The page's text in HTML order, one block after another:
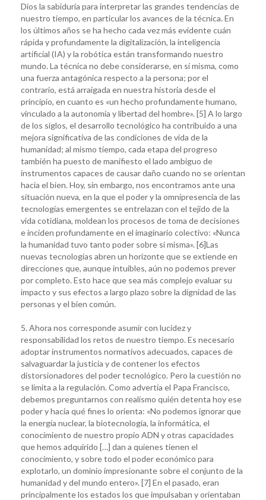
Dios la sabiduría para interpretar las grandes tendencias de
nuestro tiempo, en particular los avances de la técnica. En
los últimos años se ha hecho cada vez más evidente cuán
rápida y profundamente la digitalización, la inteligencia
artificial (IA) y la robótica están transformando nuestro
mundo. La técnica no debe considerarse, en sí misma, como
una fuerza antagónica respecto a la persona; por el
contrario, está arraigada en nuestra historia desde el
principio, en cuanto es «un hecho profundamente humano,
vinculado a la autonomía y libertad del hombre». [5] A lo largo
de los siglos, el desarrollo tecnológico ha contribuido a una
mejora significativa de las condiciones de vida de la
humanidad; al mismo tiempo, cada etapa del progreso
también ha puesto de manifiesto el lado ambiguo de
instrumentos capaces de causar daño cuando no se orientan
hacia el bien. Hoy, sin embargo, nos encontramos ante una
situación nueva, en la que el poder y la omnipresencia de las
tecnologías emergentes se entrelazan con el tejido de la
vida cotidiana, moldean los procesos de toma de decisiones
e inciden profundamente en el imaginario colectivo: «Nunca
la humanidad tuvo tanto poder sobre sí misma». [6]Las
nuevas tecnologías abren un horizonte que se extiende en
direcciones que, aunque intuibles, aún no podemos prever
por completo. Esto hace que sea más complejo evaluar su
impacto y sus efectos a largo plazo sobre la dignidad de las
personas y el bien común.
5. Ahora nos corresponde asumir con lucidez y
responsabilidad los retos de nuestro tiempo. Es necesario
adoptar instrumentos normativos adecuados, capaces de
salvaguardar la justicia y de contener los efectos
distorsionadores del poder tecnológico. Pero la cuestión no
se limita a la regulación. Como advertía el Papa Francisco,
debemos preguntarnos con realismo quién detenta hoy ese
poder y hacia qué fines lo orienta: «No podemos ignorar que
la energía nuclear, la biotecnología, la informática, el
conocimiento de nuestro propio ADN y otras capacidades
que hemos adquirido […] dan a quienes tienen el
conocimiento, y sobre todo el poder económico para
explotarlo, un dominio impresionante sobre el conjunto de la
humanidad y del mundo entero». [7] En el pasado, eran
principalmente los estados los que impulsaban y orientaban